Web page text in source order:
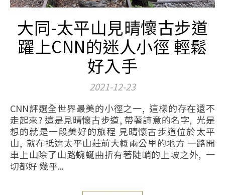
大同-太平山見晴懷古步道
躍上CNN的迷人小徑 輕鬆
好入手
2021-12-23
CNN評選全世界最美的小徑之一, 這樣的存在還不
走起來? 這是見晴懷古步道, 帶著詩意的名字, 光是
想的就是一段美好的旅程 見晴懷古步道位於太平
山, 就在抵達太平山莊前大概兩公里的地方 一路開
車上山除了山路蜿蜒曲折有著陡峭的上坡之外, 一
切都好 幾乎...